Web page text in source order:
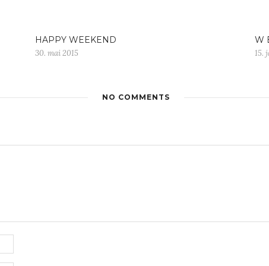
HAPPY WEEKEND
30. mai 2015
W
15.
NO COMMENTS